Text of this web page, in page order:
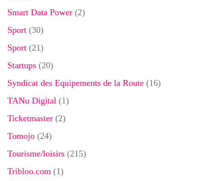
Smart Data Power (2)
Sport (30)
Sport (21)
Startups (20)
Syndicat des Equipements de la Route (16)
TANu Digital (1)
Ticketmaster (2)
Tomojo (24)
Tourisme/loisirs (215)
Tribloo.com (1)